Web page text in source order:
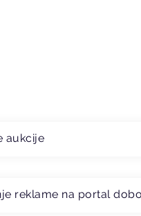
aukcije
reklame na portal